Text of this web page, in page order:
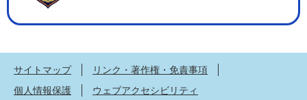
サイトマップ
リンク・著作権・免責事項
個人情報保護
ウェブアクセシビリティ